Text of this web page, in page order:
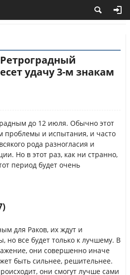
удачу 3-м знакам
до 12 июля. Обычно этот
проблемы и испытания, и часто
рода разногласия и
Но в этот раз, как ни странно,
период будет очень
для Раков, их ждут и
но все будет только к лучшему. В
они совершенно иначе
быть сильнее, решительнее.
они смогут лучше сами